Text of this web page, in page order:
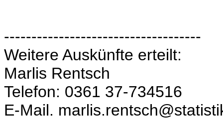
------------------------------------
Weitere Auskünfte erteilt:
Marlis Rentsch
Telefon: 0361 37-734516
E-Mail.